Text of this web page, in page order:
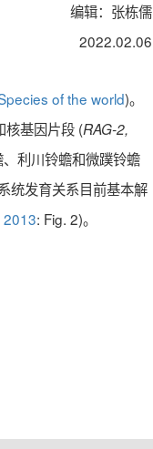
编辑：张栋儒
2022.02.06
of the world)。
核基因片段 (RAG-2,
利川铃蟾和微蹼铃蟾
统发育关系目前基本解
2013: Fig. 2)。